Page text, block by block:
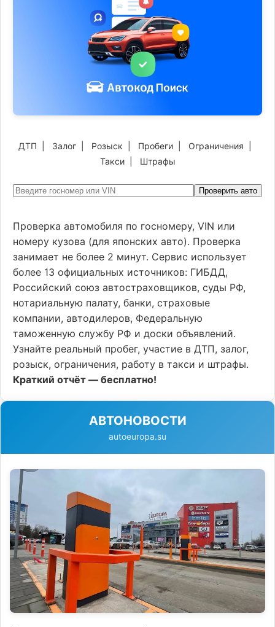
ДТП Залог Розыск Пробеги Ограничения
Такси| Штрафы
Проверить авто
Проверка автомобиля по госномеру, VIN или
номеру кузова (для японских авто). Проверка
занимает не более 2 минут. Сервис использует
более 13 официальных источников: ГИБДД,
Российский союз автостраховщиков, суды РФ,
нотариальную палату, банки, страховые
компании, автодилеров, Федеральную
таможенную службу РФ и доски объявлений.
Узнайте реальный пробег, участие в ДТП, залог,
розыск, ограничения, работу в такси и штрафы.
Краткий отчёт — бесплатно!
АВТОНОВОСТИ
autoeuropa.su